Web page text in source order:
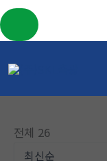
텐 게시판
전체 26